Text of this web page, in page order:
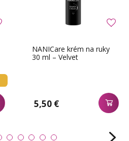
NANICare krém na ruky
30 ml – Velvet
5,50 €